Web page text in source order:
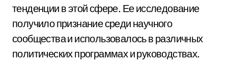
тенденции в этой сфере. Ее исследование
получило признание среди научного
сообщества и использовалось в различных
политических программах и руководствах.